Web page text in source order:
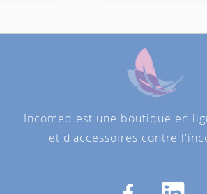
Incomed est une boutique en
et d'accessoires contre